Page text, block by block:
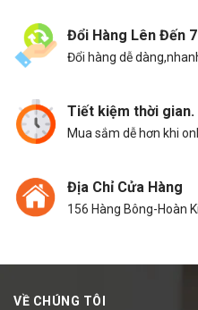
Đổi Hàng Lên Đến
Đổi hàng dễ
Tiết kiệm thời gian.
Mua sắm dễ hơn khi
Địa Chỉ Cửa Hàng
156 Hàng Bông-Hoàn
VỀ CHÚNG TÔI